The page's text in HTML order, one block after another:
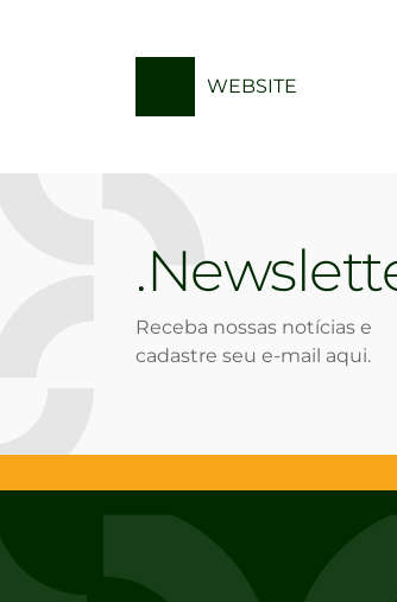
WEBSITE
Receba nossas notícias e
cadastre seu e-mail aqui.